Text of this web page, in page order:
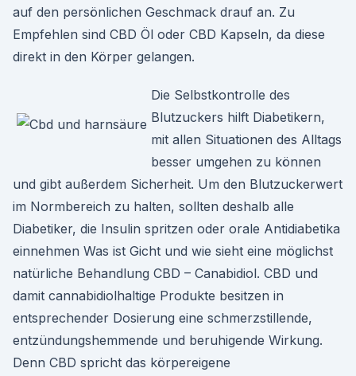
auf den persönlichen Geschmack drauf an. Zu
Empfehlen sind CBD Öl oder CBD Kapseln, da diese
direkt in den Körper gelangen.
Die Selbstkontrolle des
Blutzuckers hilft Diabetikern,
mit allen Situationen des Alltags
besser umgehen zu können
und gibt außerdem Sicherheit. Um den Blutzuckerwert
im Normbereich zu halten, sollten deshalb alle
Diabetiker, die Insulin spritzen oder orale Antidiabetika
einnehmen Was ist Gicht und wie sieht eine möglichst
natürliche Behandlung CBD – Canabidiol. CBD und
damit cannabidiolhaltige Produkte besitzen in
entsprechender Dosierung eine schmerzstillende,
entzündungshemmende und beruhigende Wirkung.
Denn CBD spricht das körpereigene